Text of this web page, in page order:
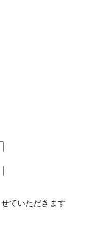
ていただきます